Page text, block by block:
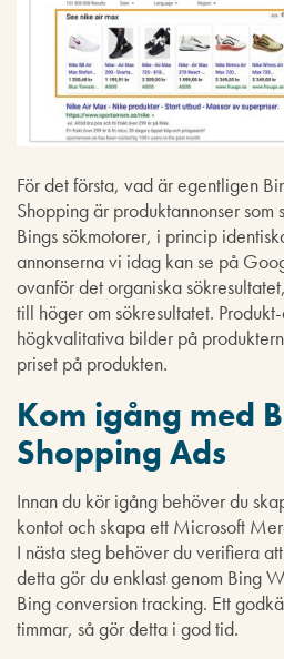
För det första, vad är egentligen
Shopping är produktannonser som
Bings sökmotorer, i princip
annonserna vi idag kan se på
ovanför det organiska
till höger om sökresultatet.
högkvalitativa bilder på
priset på produkten.
Kom igång med
Shopping Ads
Innan du kör igång behöver du
kontot och skapa ett Microsoft
I nästa steg behöver du verifiera
detta gör du enklast genom Bing
Bing conversion tracking. Ett
timmar, så gör detta i god tid.